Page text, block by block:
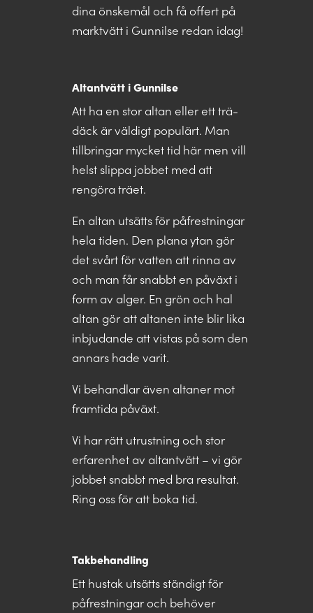
dina önskemål och få offert på
marktvätt i Gunnilse redan idag!
Altantvätt i Gunnilse
Att ha en stor altan eller ett trä-
däck är väldigt populärt. Man
tillbringar mycket tid här men vill
helst slippa jobbet med att
rengöra träet.
En altan utsätts för påfrestningar
hela tiden. Den plana ytan gör
det svårt för vatten att rinna av
och man får snabbt en påväxt i
form av alger. En grön och hal
altan gör att altanen inte blir lika
inbjudande att vistas på som den
annars hade varit.
Vi behandlar även altaner mot
framtida påväxt.
Vi har rätt utrustning och stor
erfarenhet av altantvätt – vi gör
jobbet snabbt med bra resultat.
Ring oss för att boka tid.
Takbehandling
Ett hustak utsätts ständigt för
påfrestningar och behöver